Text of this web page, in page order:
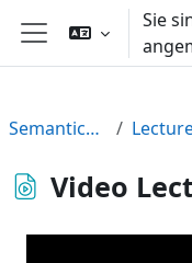
Zum Hauptinhalt
Website-
Sie
Semantics21
Video